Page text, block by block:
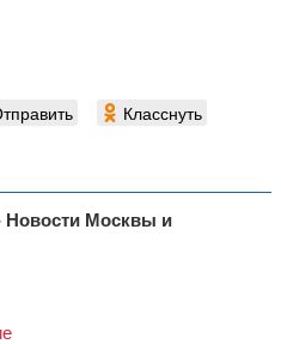
Класснуть
Новости Москвы и